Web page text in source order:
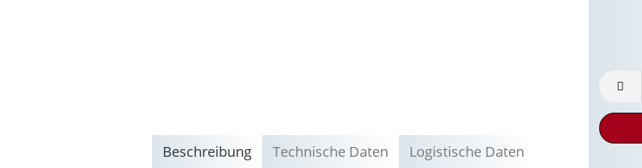
Beschreibung Technische Daten
Logistische Daten